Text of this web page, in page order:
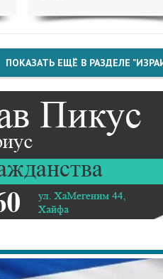
ПОКАЗАТЬ ЕЩЁ В РАЗДЕЛЕ